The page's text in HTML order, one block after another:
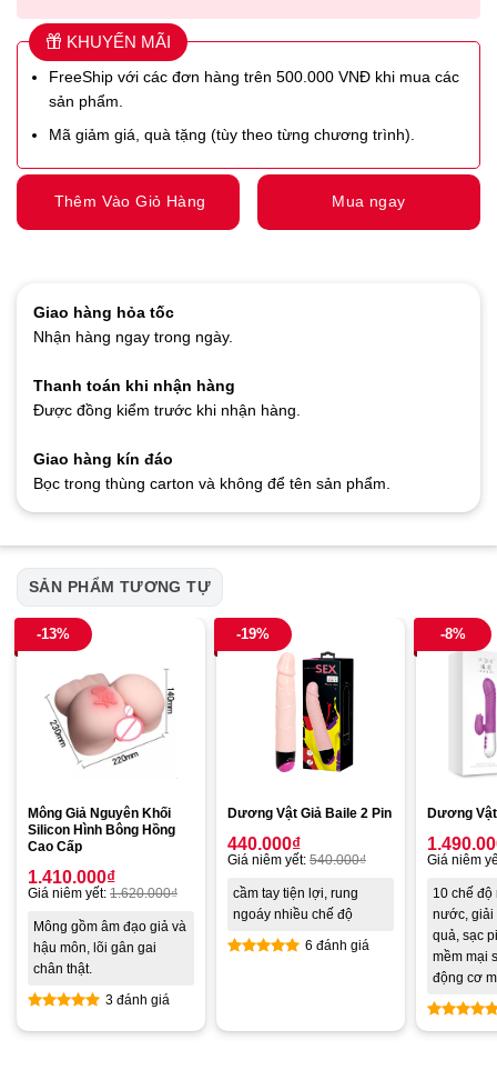
KHUYẾN MÃI
FreeShip với các đơn hàng trên 500.000 VNĐ khi mua các
sản phẩm.
Mã giảm giá, quà tặng (tùy theo từng chương trình).
Thêm Vào Giỏ Hàng Mua ngay
Giao hàng hỏa tốc
Nhận hàng ngay trong ngày.
Thanh toán khi nhận hàng
Được đồng kiểm trước khi nhận hàng.
Giao hàng kín đáo
Bọc trong thùng carton và không để tên sản phẩm.
SẢN PHẨM TƯƠNG TỰ
-13%
Mông Giả Nguyên Khối
Silicon Hình Bông Hồng
Cao Cấp
1.410.000₫
Giá niêm yết: 1.620.000₫
Mông gồm âm đạo giả và
hậu môn, lõi gân gai
chân thật.
3 đánh giá
-19%
Dương Vật Giả Baile 2 Pin
440.000₫
Giá niêm yết: 540.000₫
cầm tay tiện lợi, rung
ngoáy nhiều chế độ
6 đánh giá
-8%
Dương
Được
Giá niêm
10 chế độ
nước, giải
quả, sạc
mềm mại
động cơ